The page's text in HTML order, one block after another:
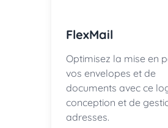
FlexMail
Optimisez la mise en
vos envelopes et de
documents avec ce
conception et de
adresses.